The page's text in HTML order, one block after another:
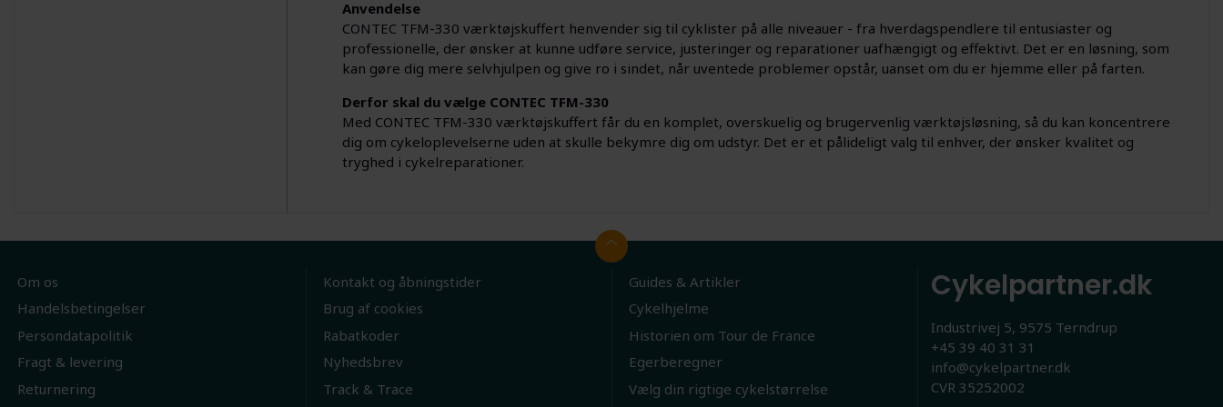
Anvendelse
CONTEC TFM-330 værktøjskuffert henvender sig til cyklister på alle niveauer - fra hverdagspendlere til entusiaster og
professionelle, der ønsker at kunne udføre service, justeringer og reparationer uafhængigt og effektivt. Det er en løsning, som
kan gøre dig mere selvhjulpen og give ro i sindet, når uventede problemer opstår, uanset om du er hjemme eller på farten.
Derfor skal du vælge CONTEC TFM-330
Med CONTEC TFM-330 værktøjskuffert får du en komplet, overskuelig og brugervenlig værktøjsløsning, så du kan koncentrere
dig om cykeloplevelserne uden at skulle bekymre dig om udstyr. Det er et pålideligt valg til enhver, der ønsker kvalitet og
tryghed i cykelreparationer.
Om os
Handelsbetingelser
Persondatapolitik
Fragt & levering
Returnering
Kontakt og åbningstider
Brug af cookies
Rabatkoder
Nyhedsbrev
Track & Trace
Guides & Artikler
Cykelhjelme
Historien om Tour de France
Egerberegner
Vælg din rigtige cykelstørrelse
Cykelpartner.dk
Industrivej 5, 9575 Terndrup
+45 39 40 31 31
info@cykelpartner.dk
CVR 35252002